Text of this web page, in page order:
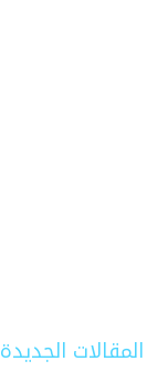
المقالات الجديدة